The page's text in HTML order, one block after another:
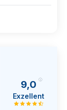
9,0
Exzellent